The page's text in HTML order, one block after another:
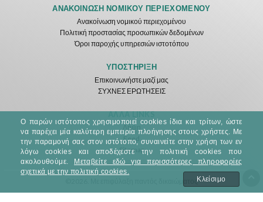
ΑΝΑΚΟΊΝΩΣΗ ΝΟΜΙΚΟΎ ΠΕΡΙΕΧΟΜΈΝΟΥ
Ανακοίνωση νομικού περιεχομένου
Πολιτική προστασίας προσωπικών δεδομένων
Όροι παροχής υπηρεσιών ιστοτόπου
ΥΠΟΣΤΉΡΙΞΗ
Επικοινωνήστε μαζί μας
ΣΥΧΝΕΣ ΕΡΩΤΗΣΕΙΣ
ΆΛΛΑ LINKS
Λήψη
Feed
Sitemap
©2026. Με επιφύλαξη παντός δικαιώματος
Ο παρών ιστότοπος χρησιμοποιεί cookies ίδια και τρίτων, ώστε
να παρέχει μία καλύτερη εμπειρία πλοήγησης στους χρήστες. Με
την παραμονή σας στον ιστότοπο, συναινείτε στην χρήση των εν
λόγω cookies και αποδέχεστε την πολιτική cookies που
ακολουθούμε.
Μεταβείτε εδώ για περισσότερες πληροφορίες
σχετικά με την πολιτική cookies.
Κλείσιμο